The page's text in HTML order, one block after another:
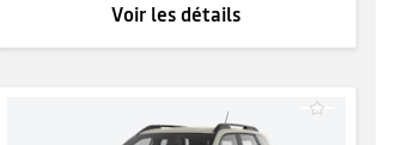
Voir les détails